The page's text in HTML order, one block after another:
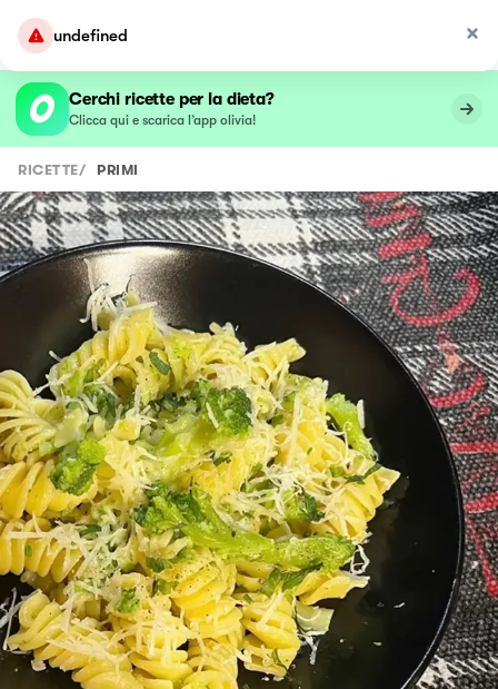
undefined
Cerchi ricette per la dieta?
Clicca qui e scarica l’app olivia!
RICETTE/ PRIMI